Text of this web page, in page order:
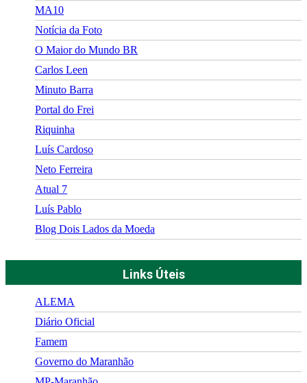
MA10
Notícia da Foto
O Maior do Mundo BR
Carlos Leen
Minuto Barra
Portal do Frei
Riquinha
Luís Cardoso
Neto Ferreira
Atual 7
Luís Pablo
Blog Dois Lados da Moeda
Links Úteis
ALEMA
Diário Oficial
Famem
Governo do Maranhão